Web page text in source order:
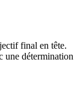
final en tête.
une détermination